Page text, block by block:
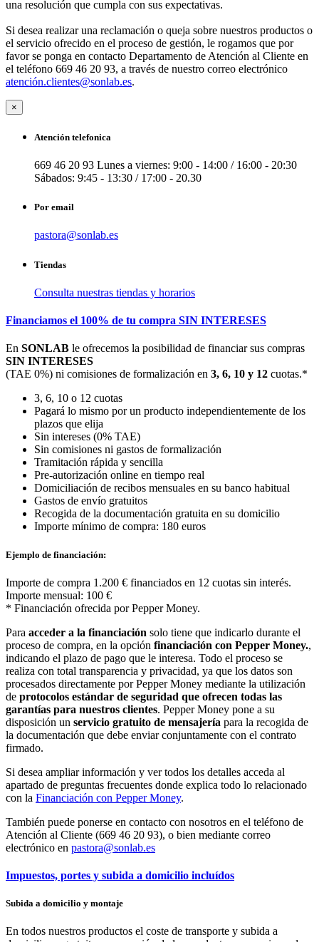
una resolución que cumpla con sus expectativas.
Si desea realizar una reclamación o queja sobre nuestros productos o
el servicio ofrecido en el proceso de gestión, le rogamos que por
favor se ponga en contacto Departamento de Atención al Cliente en
el teléfono 669 46 20 93, a través de nuestro correo electrónico
atención.clientes@sonlab.es.
×
Atención telefonica
669 46 20 93 Lunes a viernes: 9:00 - 14:00 / 16:00 - 20:30
Sábados: 9:45 - 13:30 / 17:00 - 20.30
Por email
pastora@sonlab.es
Tiendas
Consulta nuestras tiendas y horarios
Financiamos el 100% de tu compra SIN INTERESES
En SONLAB le ofrecemos la posibilidad de financiar sus compras
SIN INTERESES
(TAE 0%) ni comisiones de formalización en 3, 6, 10 y 12 cuotas.*
3, 6, 10 o 12 cuotas
Pagará lo mismo por un producto independientemente de los
plazos que elija
Sin intereses (0% TAE)
Sin comisiones ni gastos de formalización
Tramitación rápida y sencilla
Pre-autorización online en tiempo real
Domiciliación de recibos mensuales en su banco habitual
Gastos de envío gratuitos
Recogida de la documentación gratuita en su domicilio
Importe mínimo de compra: 180 euros
Ejemplo de financiación:
Importe de compra 1.200 € financiados en 12 cuotas sin interés.
Importe mensual: 100 €
* Financiación ofrecida por Pepper Money.
Para acceder a la financiación solo tiene que indicarlo durante el
proceso de compra, en la opción financiación con Pepper Money.,
indicando el plazo de pago que le interesa. Todo el proceso se
realiza con total transparencia y privacidad, ya que los datos son
procesados directamente por Pepper Money mediante la utilización
de protocolos estándar de seguridad que ofrecen todas las
garantías para nuestros clientes. Pepper Money pone a su
disposición un servicio gratuito de mensajería para la recogida de
la documentación que debe enviar conjuntamente con el contrato
firmado.
Si desea ampliar información y ver todos los detalles acceda al
apartado de preguntas frecuentes donde explica todo lo relacionado
con la Financiación con Pepper Money.
También puede ponerse en contacto con nosotros en el teléfono de
Atención al Cliente (669 46 20 93), o bien mediante correo
electrónico en pastora@sonlab.es
Impuestos, portes y subida a domicilio incluídos
Subida a domicilio y montaje
En todos nuestros productos el coste de transporte y subida a